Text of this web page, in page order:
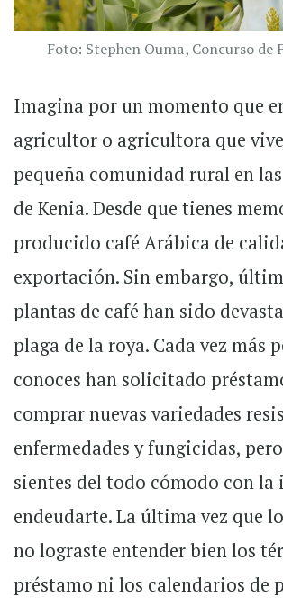
Foto: Stephen Ouma, Concurso de
Imagina por un momento que
agricultor o agricultora que
pequeña comunidad rural en
de Kenia. Desde que tienes
producido café Arábica de
exportación. Sin embargo,
plantas de café han sido
plaga de la roya. Cada vez más
conoces han solicitado
comprar nuevas variedades
enfermedades y fungicidas,
sientes del todo cómodo con la
endeudarte. La última vez que
no lograste entender bien los
préstamo ni los calendarios de